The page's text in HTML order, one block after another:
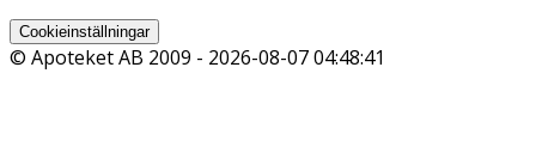
Cookieinställningar
© Apoteket AB 2009 - 2026-08-07 04:48:41